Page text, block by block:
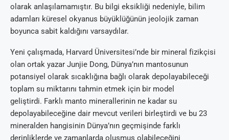
olarak anlaşılamamıştır. Bu bilgi eksikliği nedeniyle, bilim
adamları küresel okyanus büyüklüğünün jeolojik zaman
boyunca sabit kaldığını varsaydılar.
Yeni çalışmada, Harvard Üniversitesi’nde bir mineral fizikçisi
olan ortak yazar Junjie Dong, Dünya’nın mantosunun
potansiyel olarak sıcaklığına bağlı olarak depolayabileceği
toplam su miktarını tahmin etmek için bir model
geliştirdi. Farklı manto minerallerinin ne kadar su
depolayabileceğine dair mevcut verileri birleştirdi ve bu 23
mineralden hangisinin Dünya’nın geçmişinde farklı